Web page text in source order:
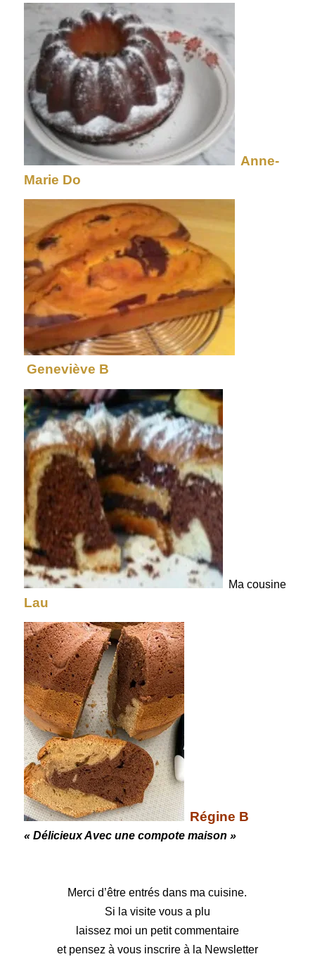
Anne-
Marie Do
Geneviève B
Ma cousine
Lau
Régine B
« Délicieux Avec une compote maison »
Merci d’être entrés dans ma cuisine.
Si la visite vous a plu
laissez moi un petit commentaire
et pensez à vous inscrire à la Newsletter